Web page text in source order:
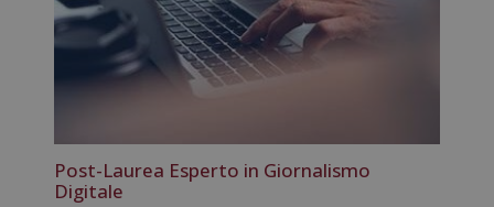
Post-Laurea Esperto in Giornalismo
Digitale